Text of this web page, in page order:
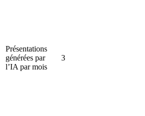
Présentations
générées par
l’IA par mois
3